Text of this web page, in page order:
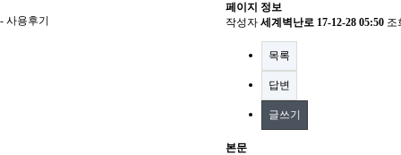
- 사용후기
페이지 정보
작성자 세계벽난로 17-12-28 05:50 조
목록
답변
글쓰기
본문